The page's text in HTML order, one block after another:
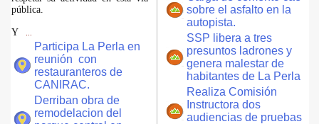
pública.
Y
Participa La Perla en
reunión con
restauranteros de
CANIRAC.
Derriban obra de
remodelacion del
sobre el asfalto en la
autopista.
SSP libera a tres
presuntos ladrones y
genera malestar de
habitantes de La Perla
Realiza Comisión
Instructora dos
audiencias de pruebas